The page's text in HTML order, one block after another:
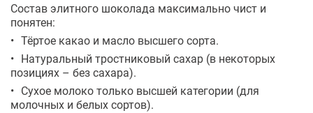
Состав элитного шоколада максимально чист и
понятен:
Тёртое какао и масло высшего сорта.
Натуральный тростниковый сахар (в некоторых
позициях – без сахара).
Сухое молоко только высшей категории (для
молочных и белых сортов).